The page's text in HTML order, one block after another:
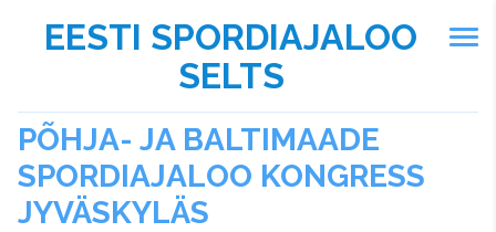
EESTI SPORDIAJALOO
SELTS
PÕHJA- JA BALTIMAADE
SPORDIAJALOO KONGRESS
JYVÄSKYLÄS